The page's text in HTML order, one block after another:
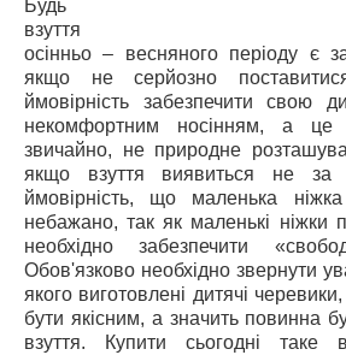
Будь
взуття
осінньо – весняного періоду є
якщо не серйозно
ймовірність забезпечити свою
некомфортним носінням, а це
звичайно, не природне
якщо взуття виявиться не за
ймовірність, що маленька
небажано, так як маленькі ніжки
необхідно забезпечити
Обов'язково необхідно звернути
якого виготовлені дитячі
бути якісним, а значить повинна
взуття. Купити сьогодні таке